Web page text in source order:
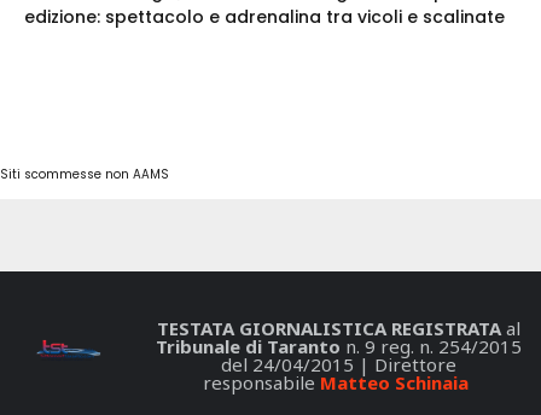
edizione: spettacolo e adrenalina tra vicoli e scalinate
Siti scommesse non AAMS
TESTATA GIORNALISTICA REGISTRATAal
Tribunale di Taranto n. 9 reg. n. 254/2015
del 24/04/2015 | Direttore
responsabile Matteo Schinaia